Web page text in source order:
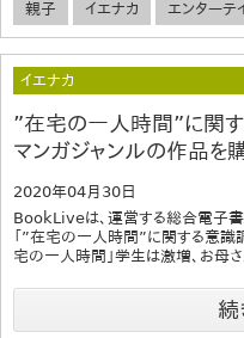
親子 イエナカ エンターテ
イエナカ
”在宅の一人時間”に関
マンガジャンルの作品
2020年04月30日
BookLiveは、運営する総合電子
「”在宅の一人時間”に関する意識調
宅の一人時間」学生は激増、お母
続